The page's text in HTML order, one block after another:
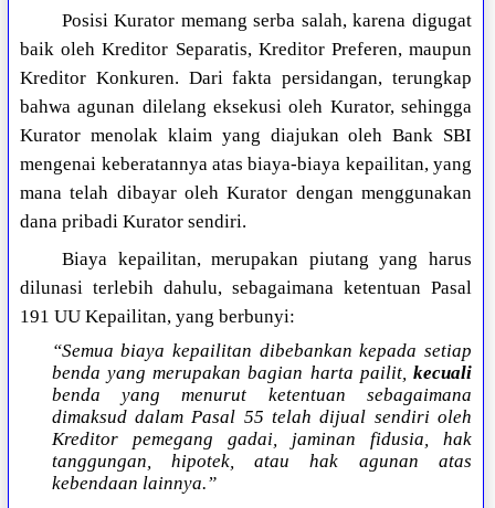
Posisi Kurator memang serba salah, karena digugat
baik oleh Kreditor Separatis, Kreditor Preferen, maupun
Kreditor Konkuren. Dari fakta persidangan, terungkap
bahwa agunan dilelang eksekusi oleh Kurator, sehingga
Kurator menolak klaim yang diajukan oleh Bank SBI
mengenai keberatannya atas biaya-biaya kepailitan, yang
mana telah dibayar oleh Kurator dengan menggunakan
dana pribadi Kurator sendiri.
Biaya kepailitan, merupakan piutang yang harus
dilunasi terlebih dahulu, sebagaimana ketentuan Pasal
191 UU Kepailitan, yang berbunyi:
“Semua biaya kepailitan dibebankan kepada setiap
benda yang merupakan bagian harta pailit, kecuali
benda yang menurut ketentuan sebagaimana
dimaksud dalam Pasal 55 telah dijual sendiri oleh
Kreditor pemegang gadai, jaminan fidusia, hak
tanggungan, hipotek, atau hak agunan atas
kebendaan lainnya.”